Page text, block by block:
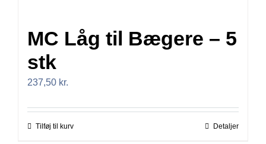
MC Låg til Bægere – 5
stk
237,50 kr.
Tilføj til kurv Detaljer